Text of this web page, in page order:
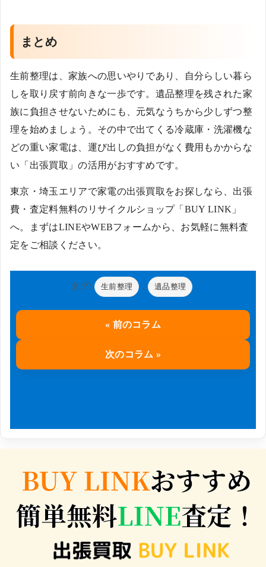
まとめ
生前整理は、家族への思いやりであり、自分らしい暮ら
しを取り戻す前向きな一歩です。遺品整理を残された家
族に負担させないためにも、元気なうちから少しずつ整
理を始めましょう。その中で出てくる冷蔵庫・洗濯機な
どの重い家電は、運び出しの負担がなく費用もかからな
い「出張買取」の活用がおすすめです。
東京・埼玉エリアで家電の出張買取をお探しなら、出張
費・査定料無料のリサイクルショップ「BUY LINK」
へ。まずはLINEやWEBフォームから、お気軽に無料査
定をご相談ください。
タグ: 生前整理 , 遺品整理
« 前のコラム
次のコラム »